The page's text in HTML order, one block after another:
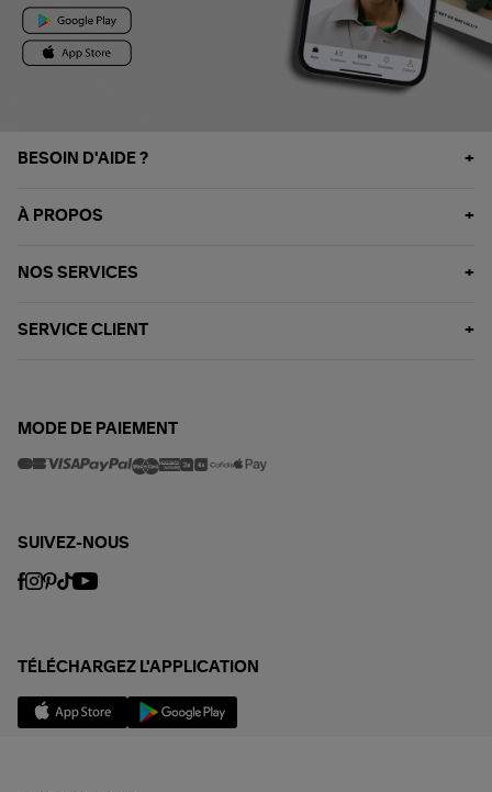
BESOIN D'AIDE ?
À PROPOS
NOS SERVICES
SERVICE CLIENT
MODE DE PAIEMENT
SUIVEZ-NOUS
TÉLÉCHARGEZ L'APPLICATION